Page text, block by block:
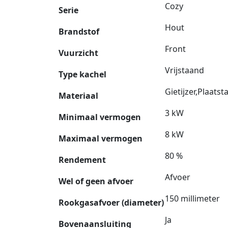
Serie Cozy
Brandstof Hout
Vuurzicht Front
Type kachel Vrijstaand
Materiaal
Minimaal vermogen 3 kW
Maximaal vermogen 8 kW
Rendement 80 %
Wel of geen afvoer Afvoer
Rookgasafvoer (diameter)150 millimeter
Bovenaansluiting Ja